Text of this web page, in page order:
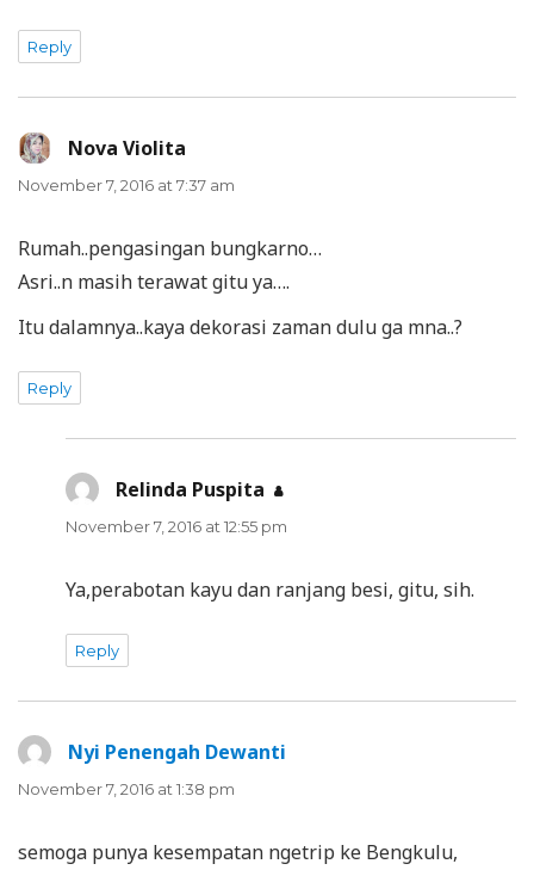
Reply
Nova Violita
November 7, 2016 at 7:37 am
Rumah..pengasingan bungkarno…
Asri..n masih terawat gitu ya….
Itu dalamnya..kaya dekorasi zaman dulu ga mna..?
Reply
Relinda Puspita says:
November 7, 2016 at 12:55 pm
Ya,perabotan kayu dan ranjang besi, gitu, sih.
Reply
Nyi Penengah Dewanti
November 7, 2016 at 1:38 pm
semoga punya kesempatan ngetrip ke Bengkulu,